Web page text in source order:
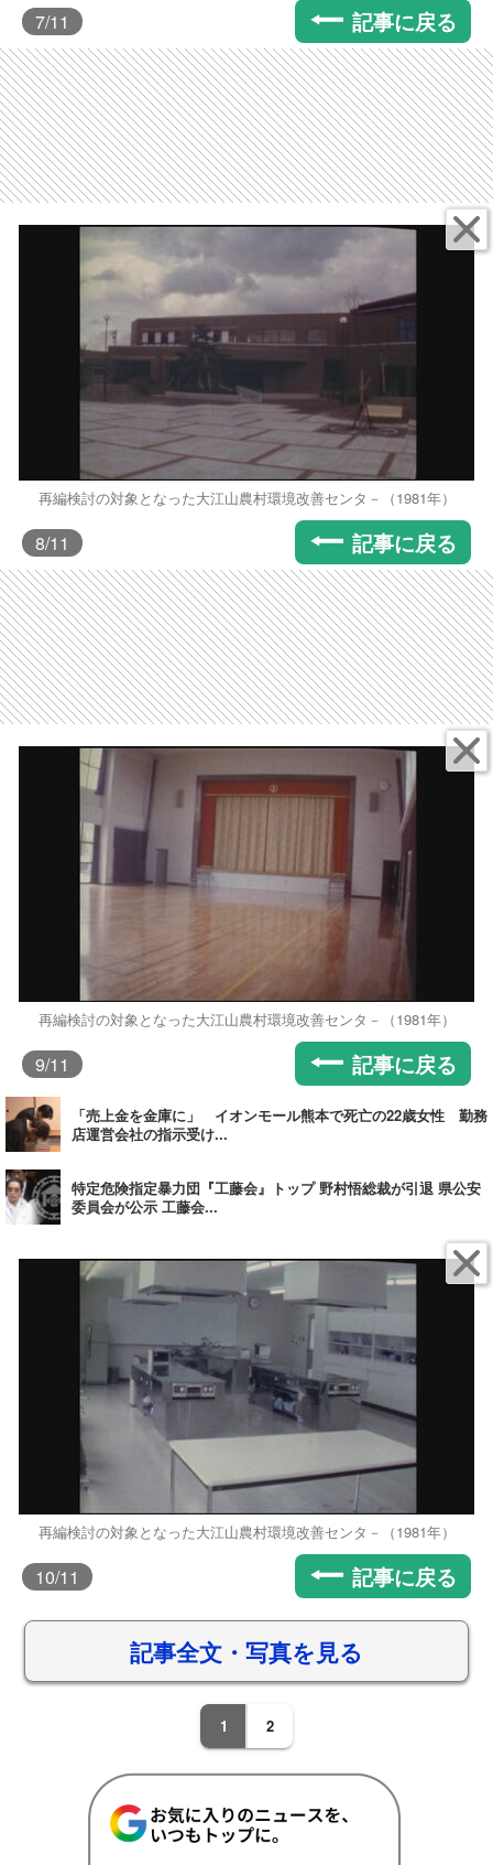
7/11 記事に戻る
再編検討の対象となった大江山農村環境改善センタ－（1981年）
8/11 記事に戻る
再編検討の対象となった大江山農村環境改善センタ－（1981年）
9/11 記事に戻る
「売上金を金庫に」 イオンモール熊本で死亡の22歳女性 勤務
店運営会社の指示受け...
特定危険指定暴力団『工藤会』トップ 野村悟総裁が引退 県公安
委員会が公示 工藤会...
再編検討の対象となった大江山農村環境改善センタ－（1981年）
10/11 記事に戻る
記事全文・写真を見る
1 2